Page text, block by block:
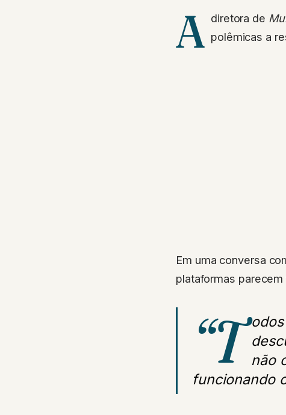
A diretora de
polêmicas a
Em uma conversa
plataformas parecem
“T não
funcionando